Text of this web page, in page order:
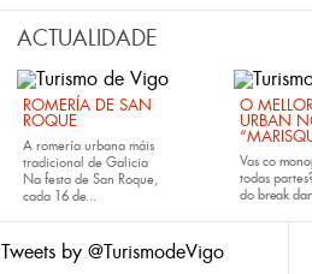
ACTUALIDADE
ROMERÍA DE SAN
ROQUE
A romería urbana máis
tradicional de Galicia
Na festa de San Roque,
cada 16 de...
O
URBAN
Vas co
todas
do break
Tweets by @TurismodeVigo